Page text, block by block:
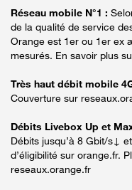
Réseau mobile N°1 :
de la qualité de service
Orange est 1er ou 1er ex
mesurés. En savoir plus
Très haut débit mobile
Couverture sur
Débits Livebox Up et
Débits jusqu’à 8 Gbit/s↓
d’éligibilité sur orange.fr.
reseaux.orange.fr